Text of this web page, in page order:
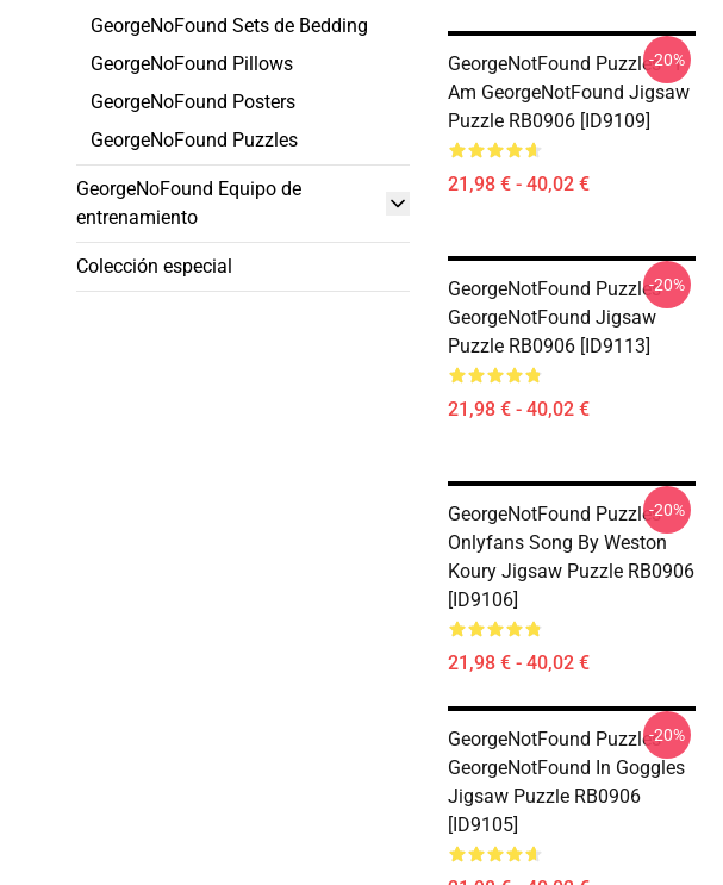
GeorgeNoFound Sets de Bedding
GeorgeNoFound Pillows
GeorgeNoFound Posters
GeorgeNoFound Puzzles
GeorgeNoFound Equipo de
entrenamiento
Colección especial
GeorgeNotFound Puzzles - I
Am GeorgeNotFound Jigsaw
Puzzle RB0906 [ID9109]
21,98 € - 40,02 €
-20%
GeorgeNotFound Puzzles -
GeorgeNotFound Jigsaw
Puzzle RB0906 [ID9113]
21,98 € - 40,02 €
-20%
GeorgeNotFound Puzzles -
Onlyfans Song By Weston
Koury Jigsaw Puzzle RB0906
[ID9106]
21,98 € - 40,02 €
-20%
GeorgeNotFound Puzzles -
GeorgeNotFound In Goggles
Jigsaw Puzzle RB0906
[ID9105]
-20%